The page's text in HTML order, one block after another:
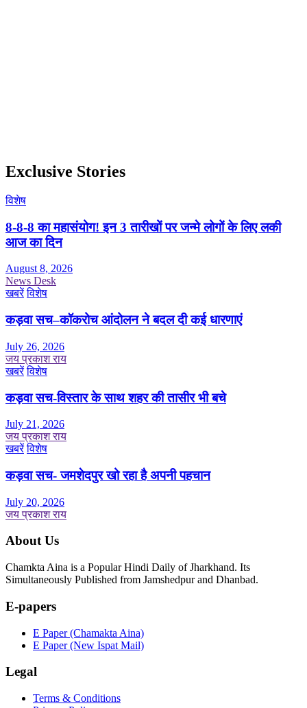
Exclusive Stories
विशेष
8-8-8 का महासंयोग! इन 3 तारीखों पर जन्मे लोगों के लिए लकी
आज का दिन
August 8, 2026
News Desk
खबरें विशेष
कड़वा सच–कॉकरोच आंदोलन ने बदल दी कई धारणाएं
July 26, 2026
जय प्रकाश राय
खबरें विशेष
कड़वा सच-विस्तार के साथ शहर की तासीर भी बचे
July 21, 2026
जय प्रकाश राय
खबरें विशेष
कड़वा सच- जमशेदपुर खो रहा है अपनी पहचान
July 20, 2026
जय प्रकाश राय
About Us
Chamkta Aina is a Popular Hindi Daily of Jharkhand. Its
Simultaneously Published from Jamshedpur and Dhanbad.
E-papers
E Paper (Chamakta Aina)
E Paper (New Ispat Mail)
Legal
Terms & Conditions